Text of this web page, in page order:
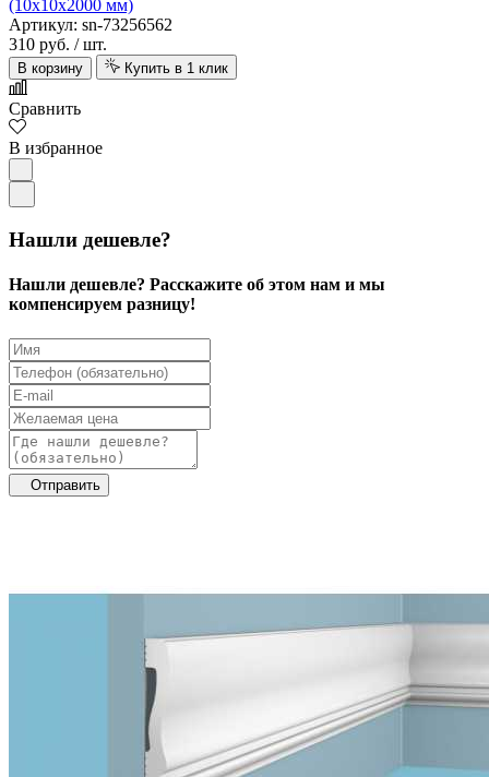
(10х10х2000 мм)
Артикул: sn-73256562
310 руб. / шт.
В корзину Купить в 1 клик
Сравнить
В избранное
Нашли дешевле?
Нашли дешевле? Расскажите об этом нам и мы
компенсируем разницу!
Отправить